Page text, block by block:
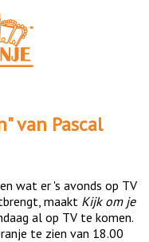
" van Pascal
wat er 's avonds op TV
maakt Kijk om je
al op TV te komen.
te zien van 18.00